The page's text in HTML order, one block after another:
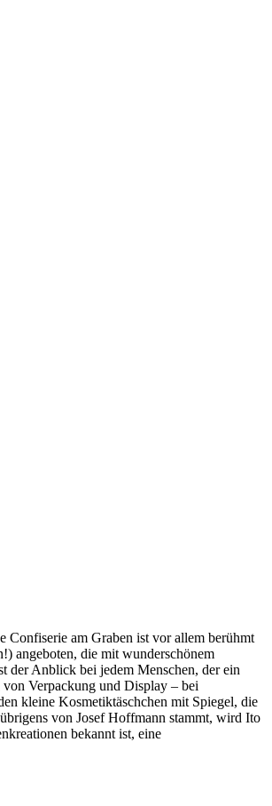
Confiserie am Graben ist vor allem berühmt
angeboten, die mit wunderschönem
der Anblick bei jedem Menschen, der ein
Verpackung und Display – bei
kleine Kosmetiktäschchen mit Spiegel, die
von Josef Hoffmann stammt, wird Ito
bekannt ist, eine